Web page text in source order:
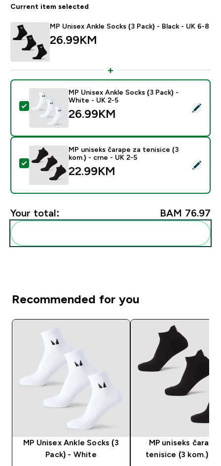
Current item selected
MP Unisex Ankle Socks (3 Pack) - Black - UK 6-8
26.99KM‎
Select this product - MP Unisex Ankle Socks (3
MP Unisex Ankle Socks (3 Pack) -
White - UK 2-5
26.99KM‎
Select this product - MP uniseks čarape za tenisice
MP uniseks čarape za tenisice (3
kom.) - crne - UK 2-5
22.99KM‎
Your total: BAM 76.97‎
Recommended for you
MP Unisex Ankle Socks (3
Pack) - White
MP uniseks čarape
tenisice (3 kom.) -